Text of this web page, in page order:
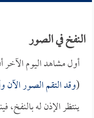
النفخ في الصور
أول مشاهد اليوم الآخر
(وقد التقم الصور الآن
ينتظر الإذن له